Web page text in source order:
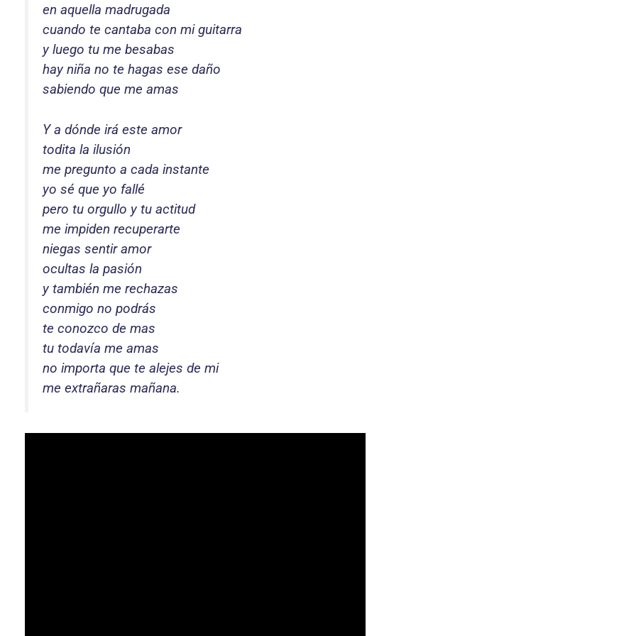
en aquella madrugada
cuando te cantaba con mi guitarra
y luego tu me besabas
hay niña no te hagas ese daño
sabiendo que me amas
Y a dónde irá este amor
todita la ilusión
me pregunto a cada instante
yo sé que yo fallé
pero tu orgullo y tu actitud
me impiden recuperarte
niegas sentir amor
ocultas la pasión
y también me rechazas
conmigo no podrás
te conozco de mas
tu todavía me amas
no importa que te alejes de mi
me extrañaras mañana.